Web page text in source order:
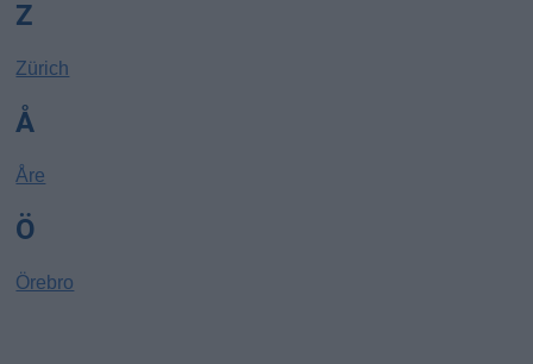
Z
Zürich
Å
Åre
Ö
Örebro